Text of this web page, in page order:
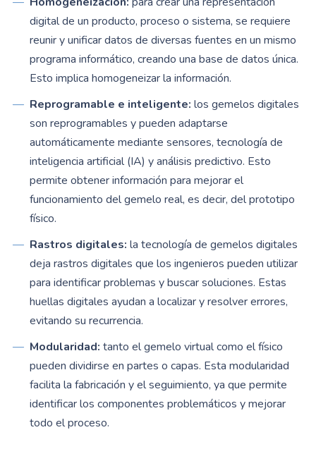
digital de un producto, proceso o sistema, se requiere
reunir y unificar datos de diversas fuentes en un mismo
programa informático, creando una base de datos única.
Esto implica homogeneizar la información.
Reprogramable e inteligente: los gemelos digitales
son reprogramables y pueden adaptarse
automáticamente mediante sensores, tecnología de
inteligencia artificial (IA) y análisis predictivo. Esto
permite obtener información para mejorar el
funcionamiento del gemelo real, es decir, del prototipo
físico.
Rastros digitales: la tecnología de gemelos digitales
deja rastros digitales que los ingenieros pueden utilizar
para identificar problemas y buscar soluciones. Estas
huellas digitales ayudan a localizar y resolver errores,
evitando su recurrencia.
Modularidad: tanto el gemelo virtual como el físico
pueden dividirse en partes o capas. Esta modularidad
facilita la fabricación y el seguimiento, ya que permite
identificar los componentes problemáticos y mejorar
todo el proceso.